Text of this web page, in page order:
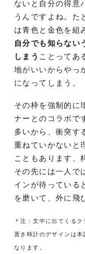
ないと自分の得意
うんですよね。た
は青色と金色を組
自分でも知らない
しまう ことってあ
地がいいからやっ
になってしまう。
その枠を強制的に
ナーとのコラボで
多いから、衝突す
重ねていかないと
こともあります、
その先には一人で
インが待ってい
を磨いて、外に飛
＊注：文中に出てくる
置き時計のデザインは
なります。